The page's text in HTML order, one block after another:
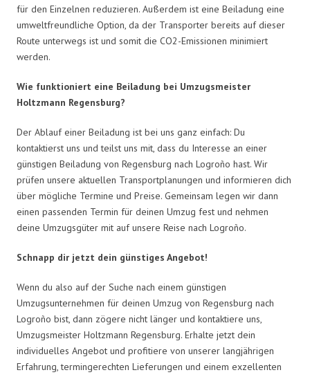
für den Einzelnen reduzieren. Außerdem ist eine Beiladung eine
umweltfreundliche Option, da der Transporter bereits auf dieser
Route unterwegs ist und somit die CO2-Emissionen minimiert
werden.
Wie funktioniert eine Beiladung bei Umzugsmeister
Holtzmann Regensburg?
Der Ablauf einer Beiladung ist bei uns ganz einfach: Du
kontaktierst uns und teilst uns mit, dass du Interesse an einer
günstigen Beiladung von Regensburg nach Logroño hast. Wir
prüfen unsere aktuellen Transportplanungen und informieren dich
über mögliche Termine und Preise. Gemeinsam legen wir dann
einen passenden Termin für deinen Umzug fest und nehmen
deine Umzugsgüter mit auf unsere Reise nach Logroño.
Schnapp dir jetzt dein günstiges Angebot!
Wenn du also auf der Suche nach einem günstigen
Umzugsunternehmen für deinen Umzug von Regensburg nach
Logroño bist, dann zögere nicht länger und kontaktiere uns,
Umzugsmeister Holtzmann Regensburg. Erhalte jetzt dein
individuelles Angebot und profitiere von unserer langjährigen
Erfahrung, termingerechten Lieferungen und einem exzellenten